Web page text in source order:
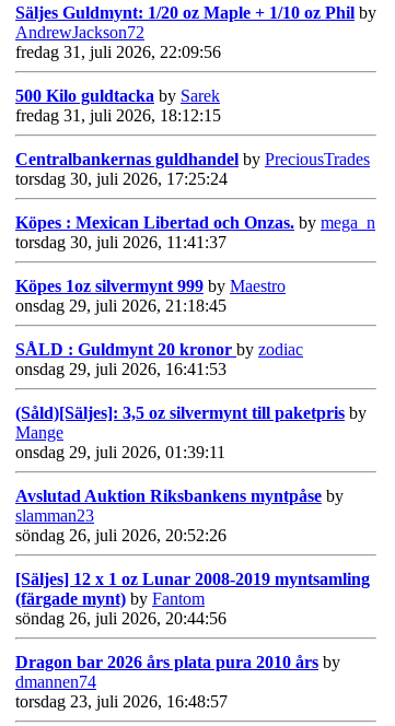
Säljes Guldmynt: 1/20 oz Maple + 1/10 oz Phil by
AndrewJackson72
fredag 31, juli 2026, 22:09:56
500 Kilo guldtacka by Sarek
fredag 31, juli 2026, 18:12:15
Centralbankernas guldhandel by PreciousTrades
torsdag 30, juli 2026, 17:25:24
Köpes : Mexican Libertad och Onzas. by mega_n
torsdag 30, juli 2026, 11:41:37
Köpes 1oz silvermynt 999 by Maestro
onsdag 29, juli 2026, 21:18:45
SÅLD : Guldmynt 20 kronor by zodiac
onsdag 29, juli 2026, 16:41:53
(Såld)[Säljes]: 3,5 oz silvermynt till paketpris by
Mange
onsdag 29, juli 2026, 01:39:11
Avslutad Auktion Riksbankens myntpåse by
slamman23
söndag 26, juli 2026, 20:52:26
[Säljes] 12 x 1 oz Lunar 2008-2019 myntsamling
(färgade mynt) by Fantom
söndag 26, juli 2026, 20:44:56
Dragon bar 2026 års plata pura 2010 års by
dmannen74
torsdag 23, juli 2026, 16:48:57